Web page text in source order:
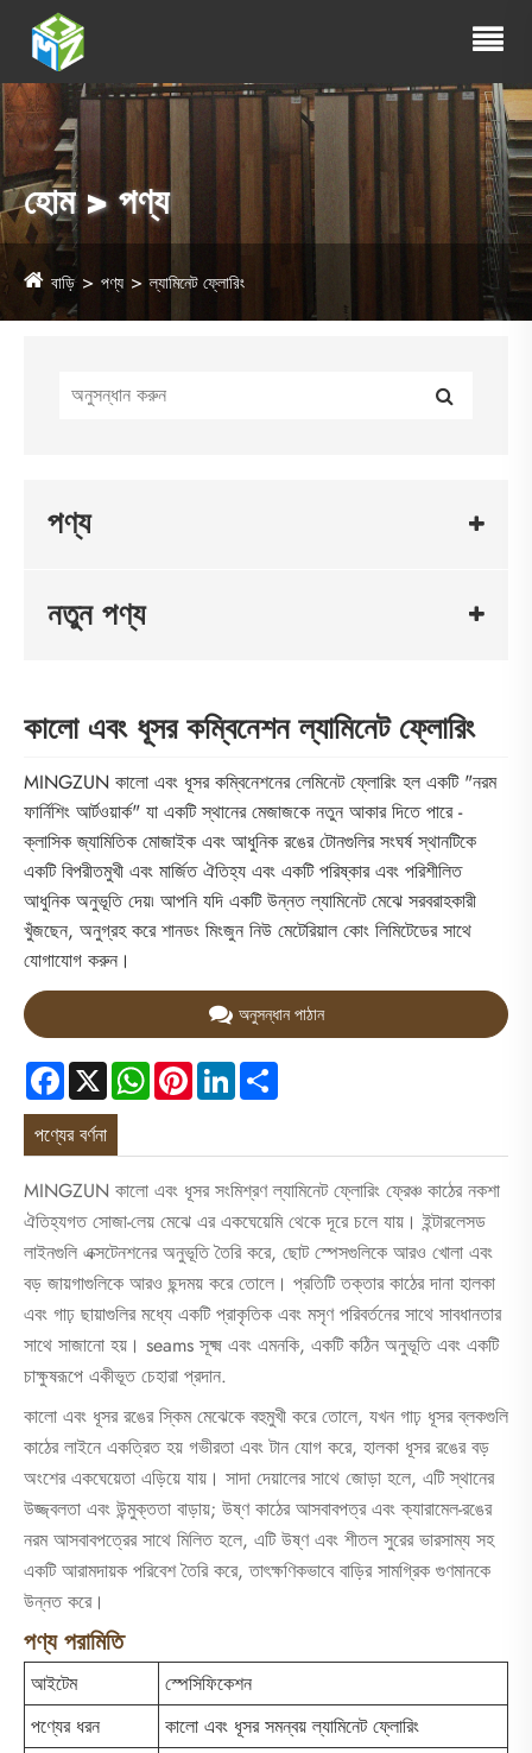
হোম > পণ্য
বাড়ি পণ্য ল্যামিনেট ফ্লোরিং
পণ্য
নতুন পণ্য
কালো এবং ধূসর কম্বিনেশন ল্যামিনেট ফ্লোরিং
MINGZUN কালো এবং ধূসর কম্বিনেশনের লেমিনেট ফ্লোরিং হল একটি "নরম
ফার্নিশিং আর্টওয়ার্ক" যা একটি স্থানের মেজাজকে নতুন আকার দিতে পারে -
ক্লাসিক জ্যামিতিক মোজাইক এবং আধুনিক রঙের টোনগুলির সংঘর্ষ স্থানটিকে
একটি বিপরীতমুখী এবং মার্জিত ঐতিহ্য এবং একটি পরিষ্কার এবং পরিশীলিত
আধুনিক অনুভূতি দেয়৷ আপনি যদি একটি উন্নত ল্যামিনেট মেঝে সরবরাহকারী
খুঁজছেন, অনুগ্রহ করে শানডং মিংজুন নিউ মেটেরিয়াল কোং লিমিটেডের সাথে
যোগাযোগ করুন।
অনুসন্ধান পাঠান
Facebook
X WhatsApp
PinterestLinkedIn
পণ্যের বর্ণনা
MINGZUN কালো এবং ধূসর সংমিশ্রণ ল্যামিনেট ফ্লোরিং ফ্রেঞ্চ কাঠের নকশা
ঐতিহ্যগত সোজা-লেয় মেঝে এর একঘেয়েমি থেকে দূরে চলে যায়। ইন্টারলেসড
লাইনগুলি এক্সটেনশনের অনুভূতি তৈরি করে, ছোট স্পেসগুলিকে আরও খোলা এবং
বড় জায়গাগুলিকে আরও ছন্দময় করে তোলে। প্রতিটি তক্তার কাঠের দানা হালকা
এবং গাঢ় ছায়াগুলির মধ্যে একটি প্রাকৃতিক এবং মসৃণ পরিবর্তনের সাথে সাবধানতার
সাথে সাজানো হয়। seams সূক্ষ্ম এবং এমনকি, একটি কঠিন অনুভূতি এবং একটি
চাক্ষুষরূপে একীভূত চেহারা প্রদান.
কালো এবং ধূসর রঙের স্কিম মেঝেকে বহুমুখী করে তোলে, যখন গাঢ় ধূসর ব্লকগুলি
কাঠের লাইনে একত্রিত হয় গভীরতা এবং টান যোগ করে, হালকা ধূসর রঙের বড়
অংশের একঘেয়েতা এড়িয়ে যায়। সাদা দেয়ালের সাথে জোড়া হলে, এটি স্থানের
উজ্জ্বলতা এবং উন্মুক্ততা বাড়ায়; উষ্ণ কাঠের আসবাবপত্র এবং ক্যারামেল-রঙের
নরম আসবাবপত্রের সাথে মিলিত হলে, এটি উষ্ণ এবং শীতল সুরের ভারসাম্য সহ
একটি আরামদায়ক পরিবেশ তৈরি করে, তাৎক্ষণিকভাবে বাড়ির সামগ্রিক গুণমানকে
উন্নত করে।
পণ্য পরামিতি
আইটেম
স্পেসিফিকেশন
পণ্যের ধরন
কালো এবং ধূসর সমন্বয় ল্যামিনেট ফ্লোরিং